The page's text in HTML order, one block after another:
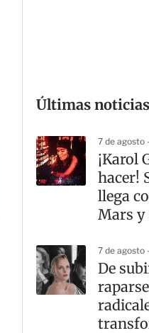
Últimas noticias
7 de agosto
¡Karol
hacer!
llega
Mars y
7 de agosto
De